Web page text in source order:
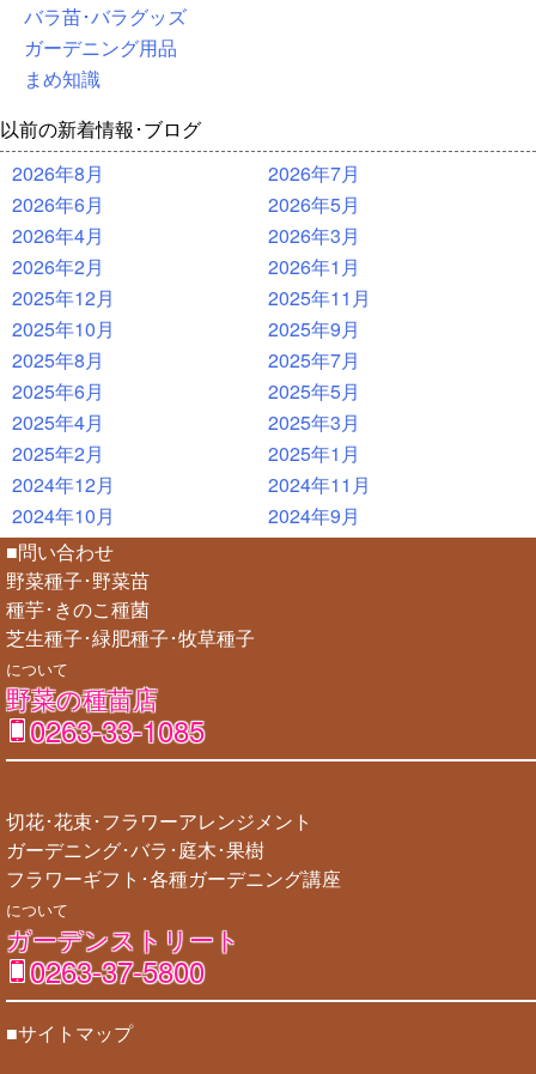
バラ苗･バラグッズ
ガーデニング用品
まめ知識
以前の新着情報･ブログ
2026年8月
2026年7月
2026年6月
2026年5月
2026年4月
2026年3月
2026年2月
2026年1月
2025年12月
2025年11月
2025年10月
2025年9月
2025年8月
2025年7月
2025年6月
2025年5月
2025年4月
2025年3月
2025年2月
2025年1月
2024年12月
2024年11月
2024年10月
2024年9月
■問い合わせ
野菜種子･野菜苗
種芋･きのこ種菌
芝生種子･緑肥種子･牧草種子
について
野菜の種苗店
0263-33-1085
切花･花束･フラワーアレンジメント
ガーデニング･バラ･庭木･果樹
フラワーギフト･各種ガーデニング講座
について
ガーデンストリート
0263-37-5800
■サイトマップ